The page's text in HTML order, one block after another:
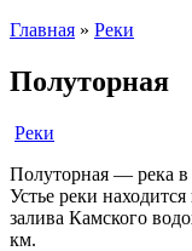
Главная » Реки
Полуторная
Реки
Полуторная — река в
Устье реки
залива Камского
км.